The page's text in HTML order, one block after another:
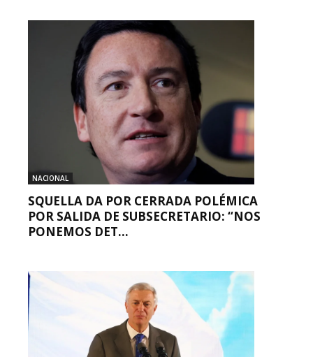
NACIONAL
SQUELLA DA POR CERRADA POLÉMICA
POR SALIDA DE SUBSECRETARIO: “NOS
PONEMOS DET...